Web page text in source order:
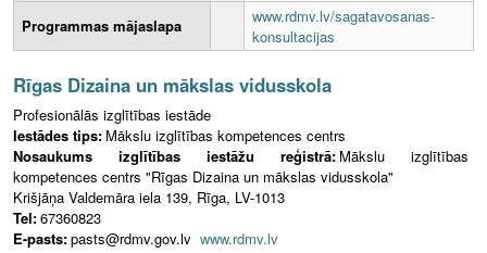
Programmas mājaslapa
www.rdmv.lv/sagatavosanas-
konsultacijas
Rīgas Dizaina un mākslas vidusskola
Profesionālās izglītības iestāde
Iestādes tips: Mākslu izglītības kompetences centrs
Nosaukums izglītības iestāžu reģistrā: Mākslu izglītības
kompetences centrs "Rīgas Dizaina un mākslas vidusskola"
Krišjāņa Valdemāra iela 139, Rīga, LV-1013
Tel:67360823
E-pasts:pasts@rdmv.gov.lv www.rdmv.lv